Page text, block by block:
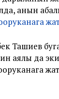
анын
Ташиев
аялы да эки